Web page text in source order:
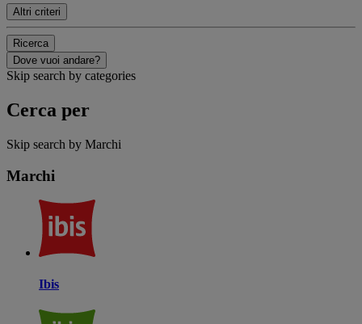
Altri criteri
Ricerca
Dove vuoi andare?
Skip search by categories
Cerca per
Skip search by Marchi
Marchi
Ibis